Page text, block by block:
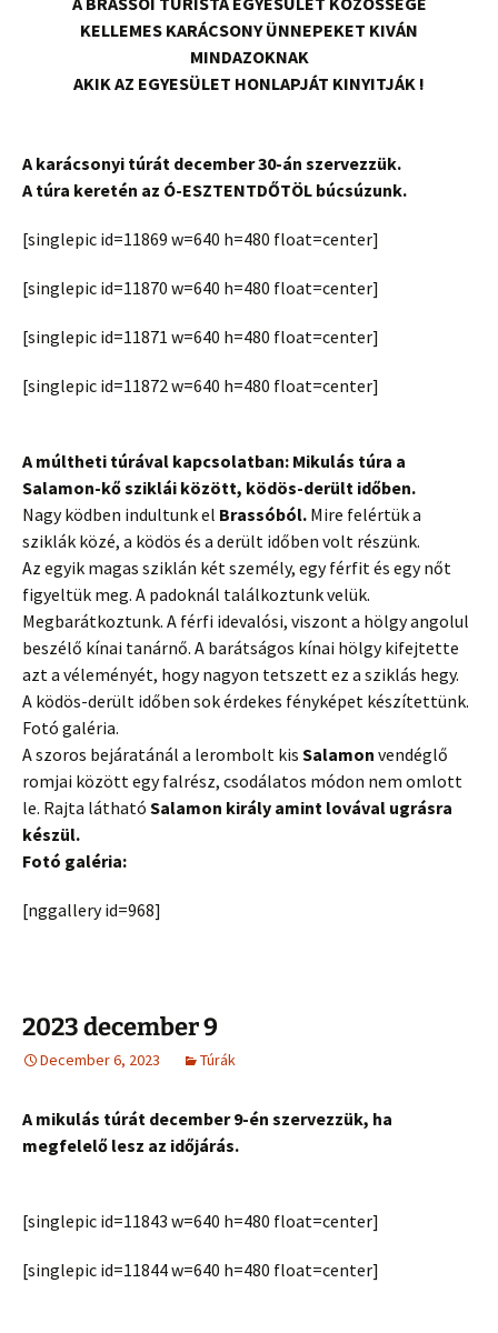
KELLEMES KARÁCSONY ÜNNEPEKET KIVÁN
MINDAZOKNAK
AKIK AZ EGYESÜLET HONLAPJÁT KINYITJÁK !
A karácsonyi túrát december 30-án szervezzük.
A túra keretén az Ó-ESZTENTDŐTÖL búcsúzunk.
[singlepic id=11869 w=640 h=480 float=center]
[singlepic id=11870 w=640 h=480 float=center]
[singlepic id=11871 w=640 h=480 float=center]
[singlepic id=11872 w=640 h=480 float=center]
A múltheti túrával kapcsolatban: Mikulás túra a
Salamon-kő sziklái között, ködös-derült időben.
Nagy ködben indultunk el Brassóból. Mire felértük a
sziklák közé, a ködös és a derült időben volt részünk.
Az egyik magas sziklán két személy, egy férfit és egy nőt
figyeltük meg. A padoknál találkoztunk velük.
Megbarátkoztunk. A férfi idevalósi, viszont a hölgy angolul
beszélő kínai tanárnő. A barátságos kínai hölgy kifejtette
azt a véleményét, hogy nagyon tetszett ez a sziklás hegy.
A ködös-derült időben sok érdekes fényképet készítettünk.
Fotó galéria.
A szoros bejáratánál a lerombolt kis Salamon vendéglő
romjai között egy falrész, csodálatos módon nem omlott
le. Rajta látható Salamon király amint lovával ugrásra
készül.
Fotó galéria:
[nggallery id=968]
2023 december 9
December 6, 2023 Túrák
A mikulás túrát december 9-én szervezzük, ha
megfelelő lesz az időjárás.
[singlepic id=11843 w=640 h=480 float=center]
[singlepic id=11844 w=640 h=480 float=center]